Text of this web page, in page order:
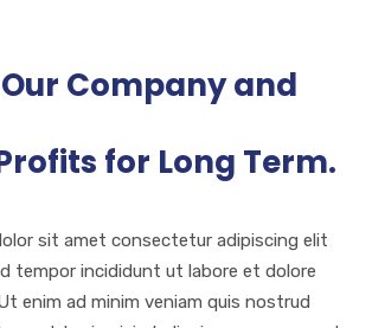
Company and
for Long Term.
sit amet consectetur adipiscing elit
tempor incididunt ut labore et dolore
enim ad minim veniam quis nostrud